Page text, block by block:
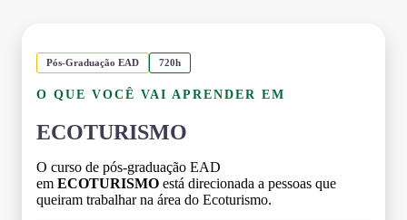
Pós-Graduação EAD 720h
O QUE VOCÊ VAI APRENDER EM
ECOTURISMO
O curso de pós-graduação EAD
em ECOTURISMO está direcionada a pessoas que
queiram trabalhar na área do Ecoturismo.